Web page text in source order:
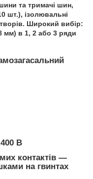
та тримачі шин,
шт.), ізолювальні
Широкий вибір:
мм) в 1, 2 або 3 ряди
В
контактів —
на гвинтах